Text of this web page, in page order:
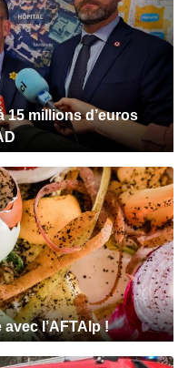
15 millions d’euros
l’AFTAlp !